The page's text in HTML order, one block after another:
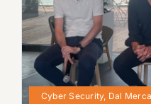
Cyber Security, Dal